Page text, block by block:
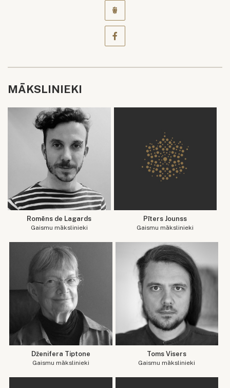
MĀKSLINIEKI
Romēns de Lagards
Gaismu mākslinieki
Pīters Jounss
Gaismu mākslinieki
Dženifera Tiptone
Gaismu mākslinieki
Toms Visers
Gaismu mākslinieki